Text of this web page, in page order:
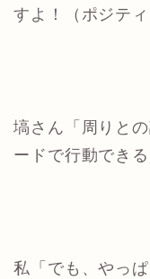
すよ！（ポジティ
塙さん「周りと
ードで行動できる
私「でも、やっ